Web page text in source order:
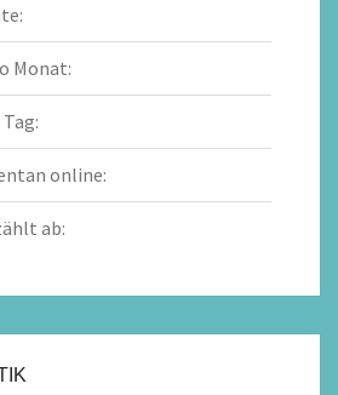
Monat:
online:
ab: